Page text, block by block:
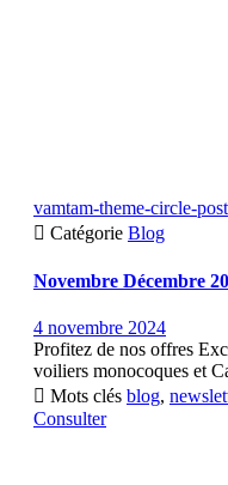
vamtam-theme-circle-post
 Catégorie Blog
Novembre Décembre
4 novembre 2024
Profitez de nos offres
voiliers monocoques et
 Mots clés blog,
Consulter